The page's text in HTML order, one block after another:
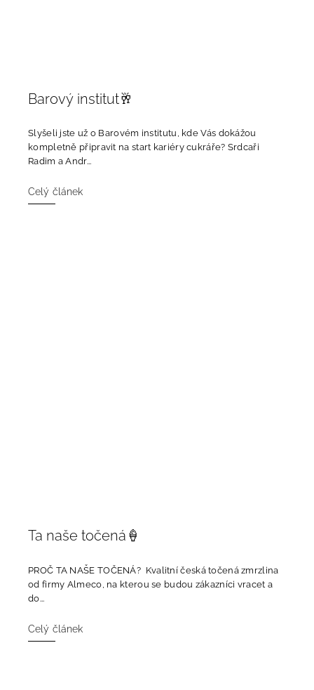
Barový institut🥂
Slyšeli jste už o Barovém institutu, kde Vás dokážou
kompletně připravit na start kariéry cukráře? Srdcaři
Radim a Andr...
Celý článek
Ta naše točená🍦
PROČ TA NAŠE TOČENÁ? Kvalitní česká točená zmrzlina
od firmy Almeco, na kterou se budou zákazníci vracet a
do...
Celý článek